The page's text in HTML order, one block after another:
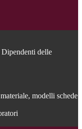
delle
modelli schede